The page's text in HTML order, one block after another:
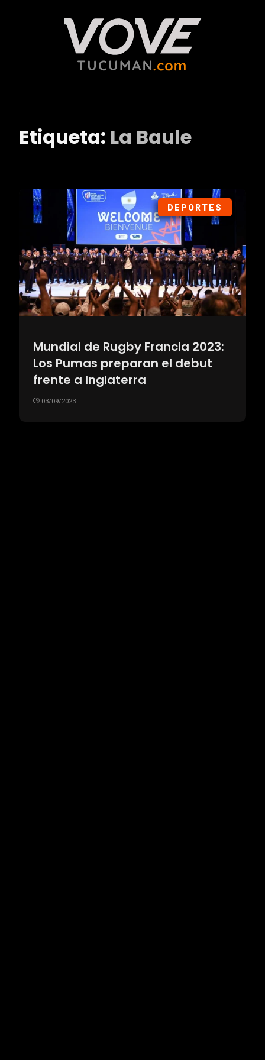
Etiqueta: La Baule
DEPORTES
Mundial de Rugby Francia 2023:
Los Pumas preparan el debut
frente a Inglaterra
03/09/2023